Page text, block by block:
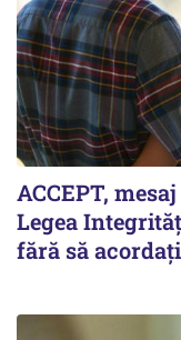
ACCEPT,
Legea
fără să